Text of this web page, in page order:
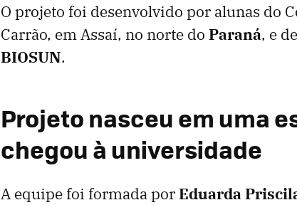
O projeto foi desenvolvido por alunas do
Carrão, em Assaí, no norte do Paraná, e
BIOSUN.
Projeto nasceu em uma
chegou à universidade
A equipe foi formada porEduarda